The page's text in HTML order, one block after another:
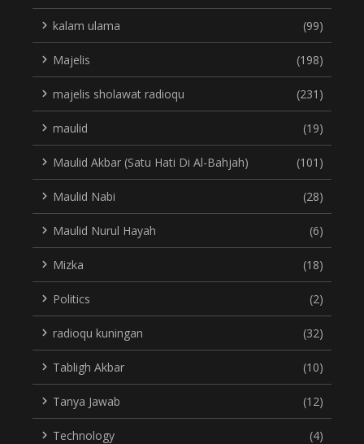
kalam ulama (99)
Majelis (198)
majelis sholawat radioqu (231)
maulid (19)
Maulid Akbar (Satu Hati Di Al-Bahjah) (101)
Maulid Nabi (28)
Maulid Nurul Hayah (6)
Mizka (18)
Politics (2)
radioqu kuningan (32)
Tabligh Akbar (10)
Tanya Jawab (12)
Technology (4)